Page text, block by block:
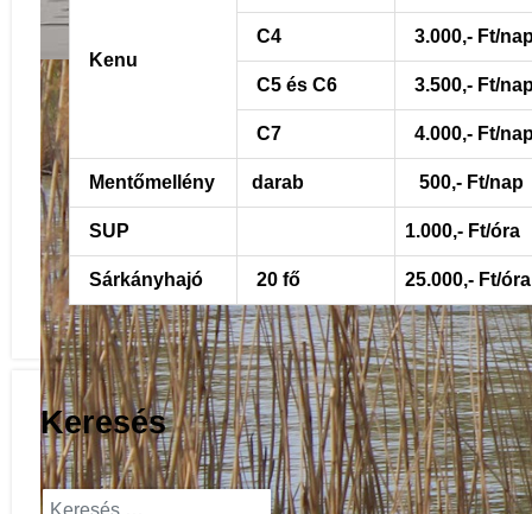
Vízisport szakosztály
Kenu
C4 3.000,- Ft/
C5 és C6 3.500,- Ft/
C7 4.000,- Ft/
Mentőmellény darab 500,- Ft/nap
SUP 1.000,- Ft/óra
Sárkányhajó 20 fő 25.000,- Ft/óra
Keresés
Keresés...